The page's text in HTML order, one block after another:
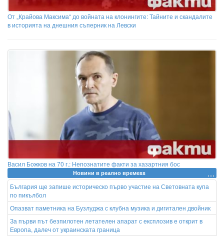
От „Крайова Максима“ до войната на клонингите: Тайните и скандалите
в историята на днешния съперник на Левски
Васил Божков на 70 г.: Непознатите факти за хазартния бос
Новини в реално времеss
България ще запише историческо първо участие на Световната купа
по пикълбол
Опазват паметника на Бузлуджа с клубна музика и дигитален двойник
За първи път безпилотен летателен апарат с експлозив е открит в
Европа, далеч от украинската граница